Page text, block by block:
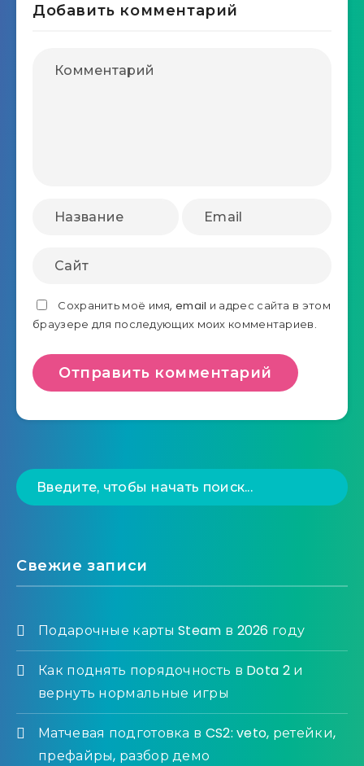
Добавить комментарий
Сохранить моё имя, email и адрес сайта в этом
браузере для последующих моих комментариев.
Свежие записи
Подарочные карты Steam в 2026 году
Как поднять порядочность в Dota 2 и
вернуть нормальные игры
Матчевая подготовка в CS2: veto, ретейки,
префайры, разбор демо